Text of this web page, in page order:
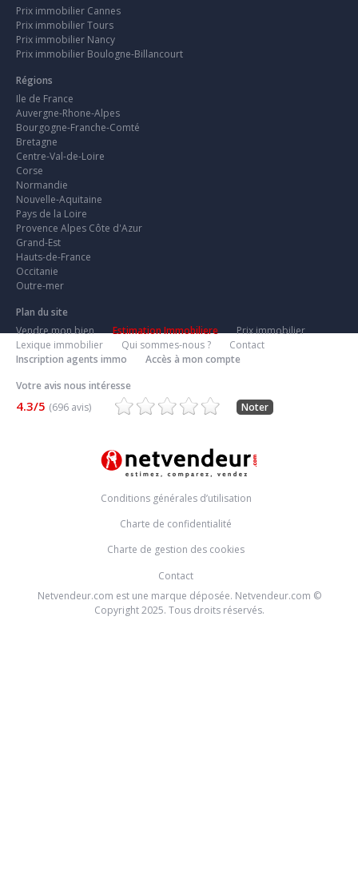
Prix immobilier Cannes
Prix immobilier Tours
Prix immobilier Nancy
Prix immobilier Boulogne-Billancourt
Régions
Ile de France
Auvergne-Rhone-Alpes
Bourgogne-Franche-Comté
Bretagne
Centre-Val-de-Loire
Corse
Normandie
Nouvelle-Aquitaine
Pays de la Loire
Provence Alpes Côte d'Azur
Grand-Est
Hauts-de-France
Occitanie
Outre-mer
Plan du site
Vendre mon bien
Estimation Immobiliere
Prix immobilier
Lexique immobilier
Qui sommes-nous ?
Contact
Inscription agents immo
Accès à mon compte
Votre avis nous intéresse
4.3/5 (696 avis) Noter
Conditions générales d’utilisation
Charte de confidentialité
Charte de gestion des cookies
Contact
Netvendeur.com est une marque déposée. Netvendeur.com ©
Copyright 2025. Tous droits réservés.